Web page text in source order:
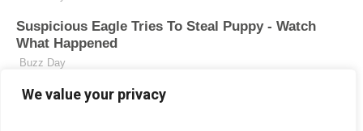
We value your privacy